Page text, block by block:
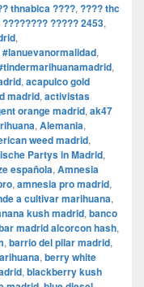
thnabica ????, ???? thc
????? 2453,
,
#lanuevanormalidad,
,
, acapulco gold
madrid, activistas
orange madrid, ak47
, Alemania,
weed madrid,
Partys in Madrid,
española, Amnesia
, amnesia pro madrid,
a cultivar marihuana,
kush madrid, banco
madrid alcorcon hash,
, barrio del pilar madrid,
, berry white
, blackberry kush